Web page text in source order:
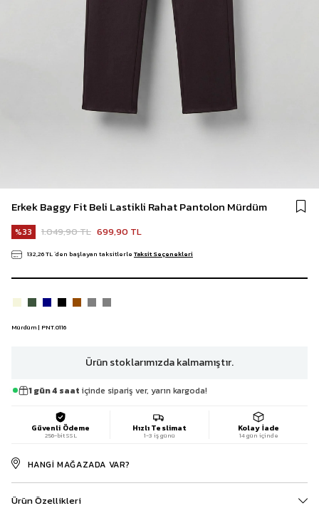
Erkek Baggy Fit Beli Lastikli Rahat Pantolon Mürdüm
33 1.049,90 TL 699,90 TL
132,26 TL`den başlayan taksitlerle Taksit Seçenekleri
Mürdüm | PNT.0116
Ürün stoklarımızda kalmamıştır.
1 gün 4 saat içinde sipariş ver, yarın kargoda!
Güvenli Ödeme
256-bit SSL
Hızlı Teslimat
1-3 iş günü
Kolay İade
14 gün içinde
HANGI MAĞAZADA VAR?
Ürün Özellikleri